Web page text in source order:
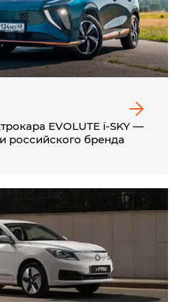
EVOLUTE i‑SKY —
российского бренда